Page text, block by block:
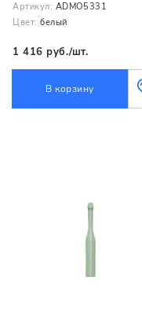
Артикул: ADMO5331
Цвет: белый
1 416 руб./шт.
В корзину